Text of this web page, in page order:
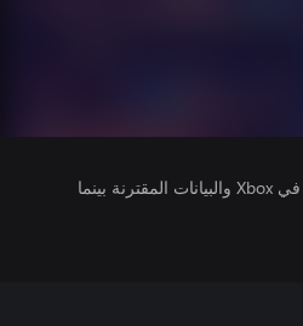
يتلقى ناشرو الألعاب التي تقوم بتشغيلها وصولاً إلى معلومات ملف تعريفك في Xbox والبيانات المقترنة بينما